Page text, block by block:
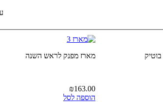
מארז מפנק לראש השנה
₪163.00
הוספה לסל